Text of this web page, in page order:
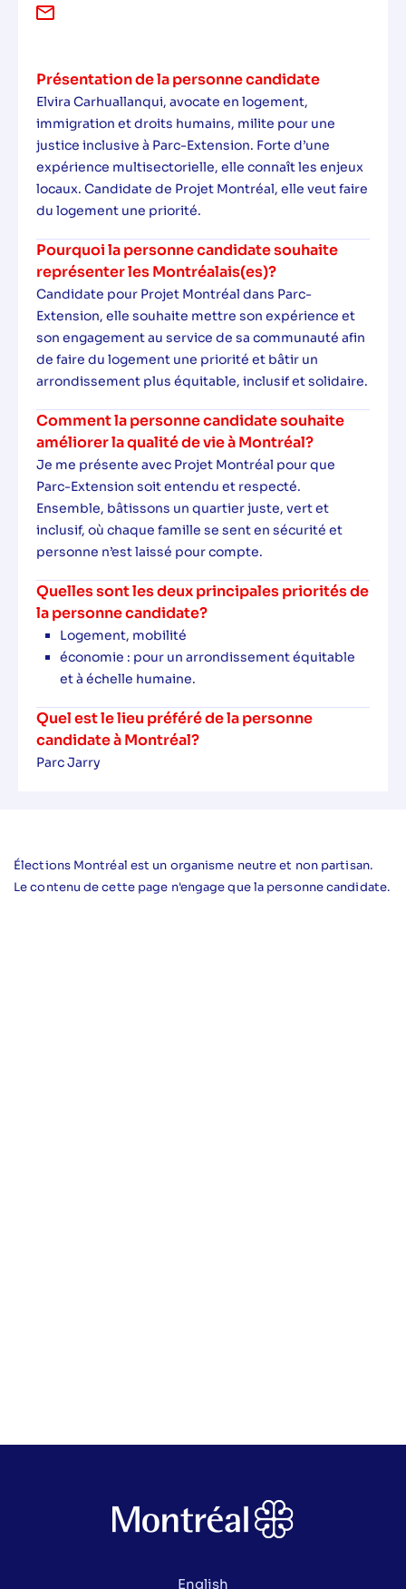
Présentation de la personne candidate
Elvira Carhuallanqui, avocate en logement,
immigration et droits humains, milite pour une
justice inclusive à Parc-Extension. Forte d’une
expérience multisectorielle, elle connaît les enjeux
locaux. Candidate de Projet Montréal, elle veut faire
du logement une priorité.
Pourquoi la personne candidate souhaite
représenter les Montréalais(es)?
Candidate pour Projet Montréal dans Parc-
Extension, elle souhaite mettre son expérience et
son engagement au service de sa communauté afin
de faire du logement une priorité et bâtir un
arrondissement plus équitable, inclusif et solidaire.
Comment la personne candidate souhaite
améliorer la qualité de vie à Montréal?
Je me présente avec Projet Montréal pour que
Parc-Extension soit entendu et respecté.
Ensemble, bâtissons un quartier juste, vert et
inclusif, où chaque famille se sent en sécurité et
personne n’est laissé pour compte.
Quelles sont les deux principales priorités de
la personne candidate?
Logement, mobilité
économie : pour un arrondissement équitable
et à échelle humaine.
Quel est le lieu préféré de la personne
candidate à Montréal?
Parc Jarry
Élections Montréal est un organisme neutre et non partisan.
Le contenu de cette page n'engage que la personne candidate.
English